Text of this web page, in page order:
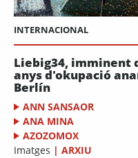
INTERNACIONAL
Liebig34,
anys d'okupació
Berlín
ANN SANSAOR
ANA MINA
AZOZOMOX
Imatges | ARXIU